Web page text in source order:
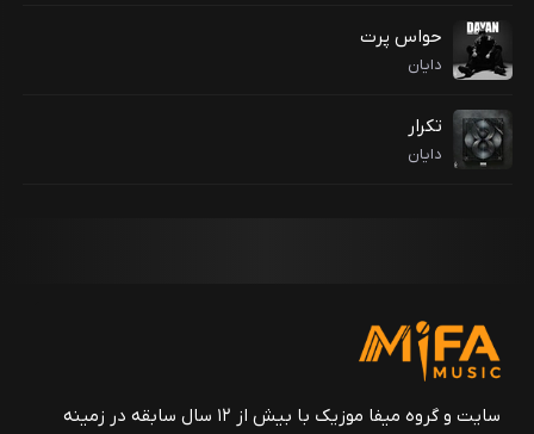
حواس پرت
دایان
تکرار
دایان
سایت و گروه میفا موزیک با بیش از ۱۲ سال سابقه در زمینه